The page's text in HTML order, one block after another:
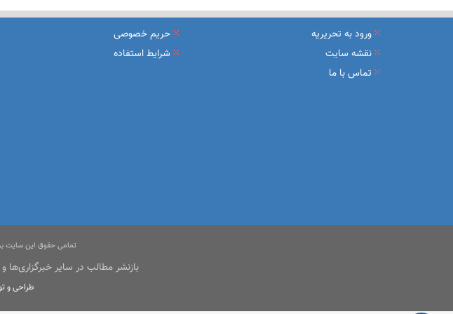
عقد تفاهم نامه عرضه محصول «مستمری مادام العمر ارس» بین شرکت بیمه باران و گروه صنعتی
ورود به تحریریه
نقشه سایت
تماس با ما
حریم خصوصی
شرایط استفاده
تمامی حقوق این سایت
بازنشر مطالب در سایر خبرگزاری‌ها
طراحی و